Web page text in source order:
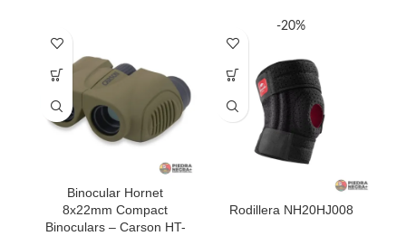
Binocular Hornet
8x22mm Compact
Binoculars – Carson HT-
-20%
Rodillera NH20HJ008